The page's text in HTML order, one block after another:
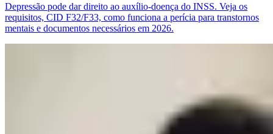
Depressão pode dar direito ao auxílio-doença do INSS. Veja os
requisitos, CID F32/F33, como funciona a perícia para transtornos
mentais e documentos necessários em 2026.